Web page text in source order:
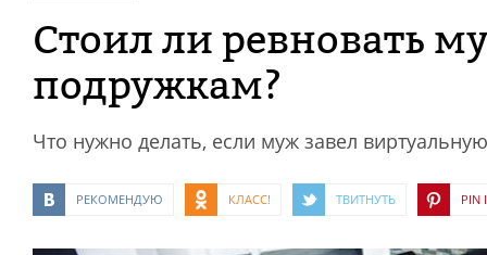
Стоил ли ревновать
подружкам?
Что нужно делать, если муж завел
РЕКОМЕНДУЮ КЛАСС! ТВИТНУТЬ PIN